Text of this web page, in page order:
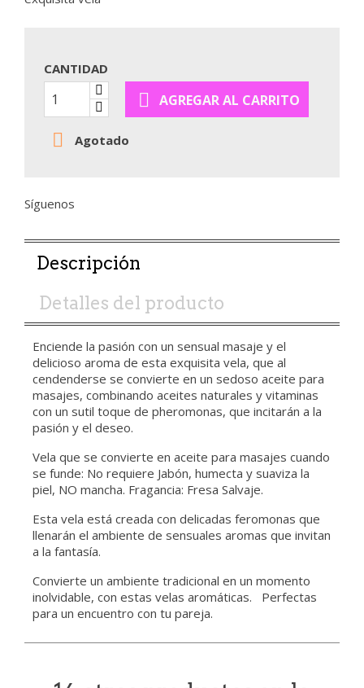
CANTIDAD
 AGREGAR AL CARRITO
 Agotado
Síguenos
Descripción
Detalles del producto
Enciende la pasión con un sensual masaje y el
delicioso aroma de esta exquisita vela, que al
cendenderse se convierte en un sedoso aceite para
masajes, combinando aceites naturales y vitaminas
con un sutil toque de pheromonas, que incitarán a la
pasión y el deseo.
Vela que se convierte en aceite para masajes cuando
se funde: No requiere Jabón, humecta y suaviza la
piel, NO mancha. Fragancia: Fresa Salvaje.
Esta vela está creada con delicadas feromonas que
llenarán el ambiente de sensuales aromas que invitan
a la fantasía.
Convierte un ambiente tradicional en un momento
inolvidable, con estas velas aromáticas. Perfectas
para un encuentro con tu pareja.